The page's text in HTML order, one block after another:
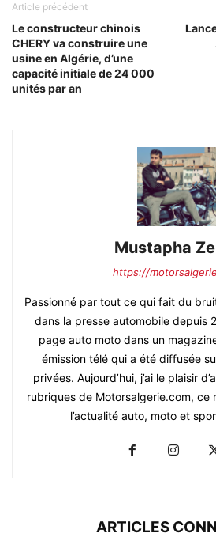
Article précédent
Le constructeur chinois
CHERY va construire une
usine en Algérie, d’une
capacité initiale de 24 000
unités par an
Mustapha
https://
Passionné par tout ce qui fait du
dans la presse automobile depuis
page auto moto dans un
émission télé qui a été diffusée
privées. Aujourd’hui, j’ai le plaisir
rubriques de Motorsalgerie.com, ce
l’actualité auto, moto et
ARTICLES